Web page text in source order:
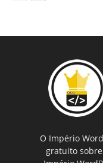
O Império
gratuito